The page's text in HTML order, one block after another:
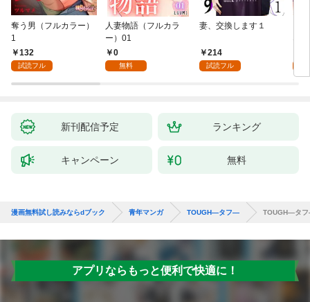
奪う男（フルカラー）
1
132
試読フル
人妻物語（フルカラ
ー）01
0
無料
妻、交換します１
214
試読フル
な
新刊配信予定 ランキング
キャンペーン 無料
漫画無料試し読みならdブック 青年マンガ TOUGH―タフ― TOUGH―タ
アプリならもっと便利で快適に！